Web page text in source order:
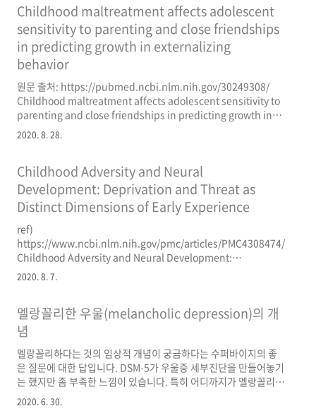
누구나 반추를 경험한다는 점에서 병리적이지만 병리적이지만은
않다. 정상적인 경험의 일부로 볼 여지가 있다. 하지만 반추가 하루
종일 계속되고 그 다음날에도 또 그 다음날에도 계속되면 확실히 병
리적인 것이다. 인간의 마음의 모든 기제가 그렇듯이 이 반추에도
기능적인 부분, 즉 쓸모 있는 부분이 있다. 반추와 구체적인..
Childhood maltreatment affects adolescent
sensitivity to parenting and close friendships
in predicting growth in externalizing
behavior
원문 출처: https://pubmed.ncbi.nlm.nih.gov/30249308/
Childhood maltreatment affects adolescent sensitivity to
parenting and close friendships in predicting growth in
externalizing b Childhood maltreatment robustly predicts
adolescent externalizing behaviors (EB; e.g., violence,
of EB by influencing sensitivity to the social environment
(e.g., p..
2020. 8. 28.
Childhood Adversity and Neural
Development: Deprivation and Threat as
Distinct Dimensions of Early Experience
ref)
https://www.ncbi.nlm.nih.gov/pmc/articles/PMC4308474/#R179
Childhood Adversity and Neural Development:
Deprivation and Threat as Distinct Dimensions of Early
Experience A growing body of research has examined the
function. Advances in our understanding of the
neurodevelopmental consequences of adverse early
environments require the ident..
2020. 8. 7.
멜랑꼴리한 우울(melancholic depression)의 개
념
멜랑꼴리하다는 것의 임상적 개념이 궁금하다는 수퍼바이지의 좋
은 질문에 대한 답입니다. DSM-5가 우울증 세부진단을 만들어놓기
는 했지만 좀 부족한 느낌이 있습니다. 특히 어디까지가 멜랑꼴리고
어디까지가 멜랑꼴리가 아닌지 가늠하는 것이 애매하죠. 멜랑꼴리
라는 용어의 기원 자체가 생물학적인 요인에 기반을 두고 있고(즉,
2020. 6. 30.